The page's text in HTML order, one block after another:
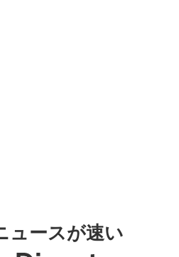
ュースが速い